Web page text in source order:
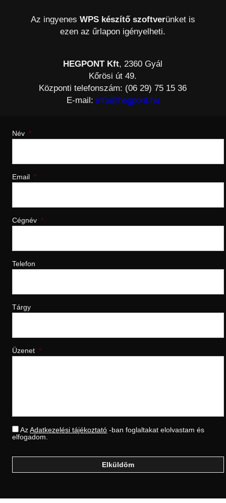
Az ingyenes WPS készítő szoftverünket is
ezen az űrlapon igényelheti.
HEGPONT Kft, 2360 Gyál
Kőrösi út 49.
Központi telefonszám: (06 29) 75 15 36
E-mail: info@hegpont.hu
Név *
Email *
Cégnév *
Telefon
Tárgy
Üzenet *
* AzAdatkezelési tájékoztató -ban foglaltakat elolvastam és
elfogadom.